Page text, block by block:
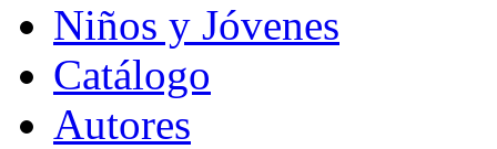
Niños y Jóvenes
Catálogo
Autores